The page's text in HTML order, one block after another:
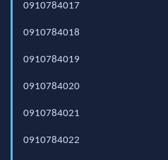
0910784017
0910784018
0910784019
0910784020
0910784021
0910784022